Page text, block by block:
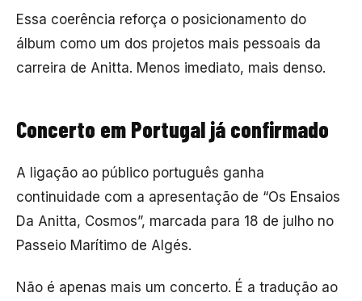
Essa coerência reforça o posicionamento do
álbum como um dos projetos mais pessoais da
carreira de Anitta. Menos imediato, mais denso.
Concerto em Portugal já confirmado
A ligação ao público português ganha
continuidade com a apresentação de “Os Ensaios
Da Anitta, Cosmos”, marcada para 18 de julho no
Passeio Marítimo de Algés.
Não é apenas mais um concerto. É a tradução ao